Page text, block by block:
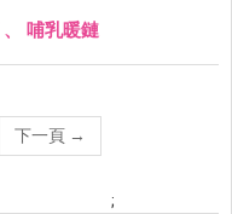
、 哺乳暖鏈
下一頁 →
;